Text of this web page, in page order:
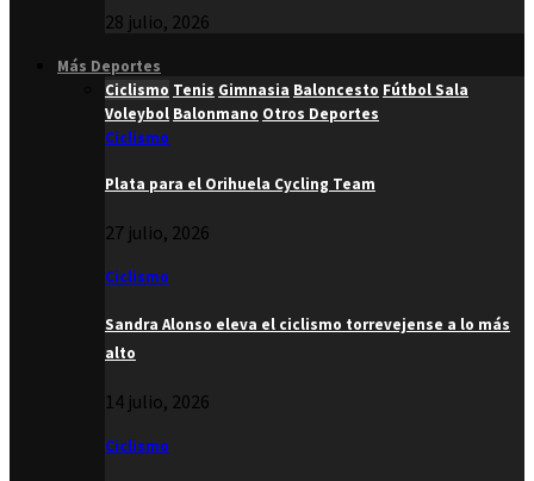
28 julio, 2026
Más Deportes
Ciclismo Tenis Gimnasia Baloncesto Fútbol Sala
Voleybol Balonmano Otros Deportes
Ciclismo
Plata para el Orihuela Cycling Team
27 julio, 2026
Ciclismo
Sandra Alonso eleva el ciclismo torrevejense a lo más
alto
14 julio, 2026
Ciclismo